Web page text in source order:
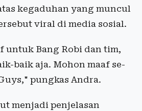
kegaduhan yang muncul
viral di media sosial.
untuk Bang Robi dan tim,
baik aja. Mohon maaf se-
pungkas Andra.
menjadi penjelasan